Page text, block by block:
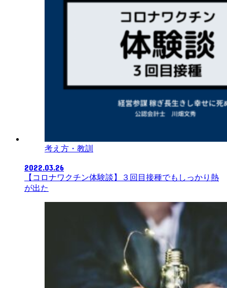
考え方・教訓
2022.03.26
【コロナワクチン体験談】３回目接種でもしっかり熱
が出た